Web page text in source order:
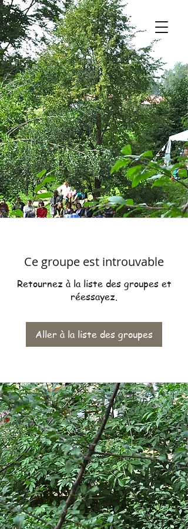
Ce groupe est introuvable
Retournez à la liste des groupes et
réessayez.
Aller à la liste des groupes